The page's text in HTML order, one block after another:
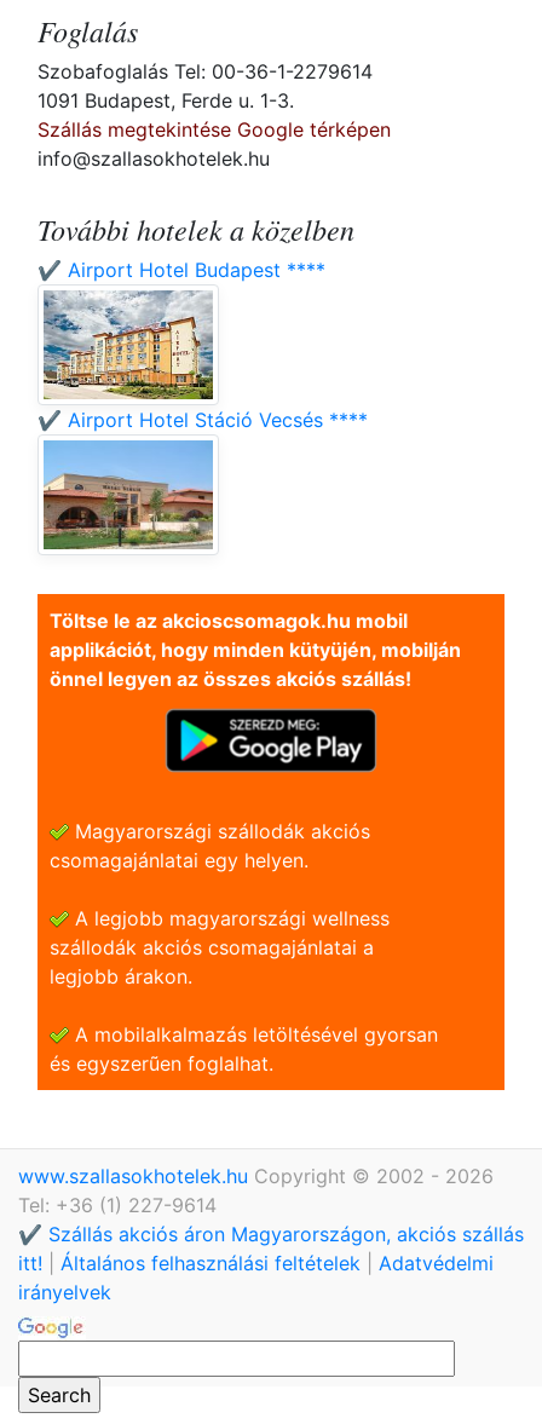
Foglalás
Szobafoglalás Tel: 00-36-1-2279614
1091 Budapest, Ferde u. 1-3.
Szállás megtekintése Google térképen
info@szallasokhotelek.hu
További hotelek a közelben
✔️ Airport Hotel Budapest ****
✔️ Airport Hotel Stáció Vecsés ****
Töltse le az akcioscsomagok.hu mobil
applikációt, hogy minden kütyüjén, mobilján
önnel legyen az összes akciós szállás!
Magyarországi szállodák akciós
csomagajánlatai egy helyen.
A legjobb magyarországi wellness
szállodák akciós csomagajánlatai a
legjobb árakon.
A mobilalkalmazás letöltésével gyorsan
és egyszerũen foglalhat.
www.szallasokhotelek.hu Copyright © 2002 - 2026
Tel: +36 (1) 227-9614
✔️ Szállás akciós áron Magyarországon, akciós szállás
itt!
Általános felhasználási feltételek
Adatvédelmi
irányelvek